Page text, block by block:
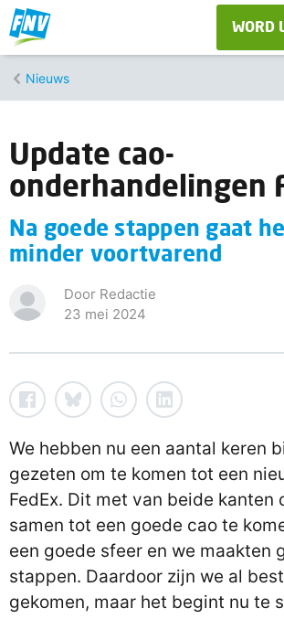
WORD
Nieuws
Update cao-
onderhandelingen
Na goede stappen gaat
minder voortvarend
Door Redactie
23 mei 2024
We hebben nu een aantal keren
gezeten om te komen tot een
FedEx. Dit met van beide kanten
samen tot een goede cao te
een goede sfeer en we maakten
stappen. Daardoor zijn we al
gekomen, maar het begint nu te